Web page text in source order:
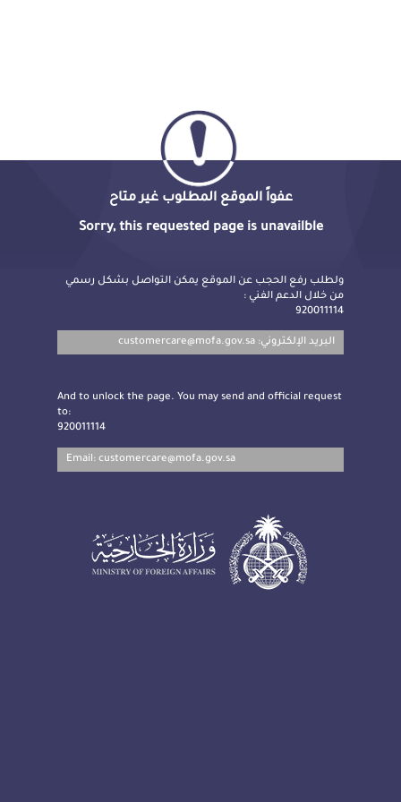
عفواً الموقع المطلوب غير متاح
Sorry, this requested page is unavailble
ولطلب رفع الحجب عن الموقع يمكن التواصل بشكل رسمي
من خلال الدعم الفني :
920011114
البريد الإلكتروني: customercare@mofa.gov.sa
And to unlock the page. You may send and official request
to:
920011114
Email: customercare@mofa.gov.sa